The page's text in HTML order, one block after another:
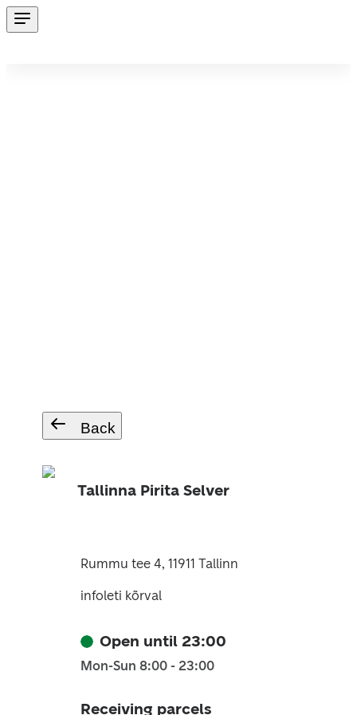
Back
Tallinna Pirita Selver
Rummu tee 4, 11911 Tallinn
infoleti kõrval
Open until 23:00
Mon-Sun 8:00 - 23:00
Receiving parcels